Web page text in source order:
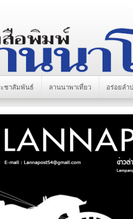
ชาสัมพันธ์ ลานนาพาเที่ยว อร่อยลำ